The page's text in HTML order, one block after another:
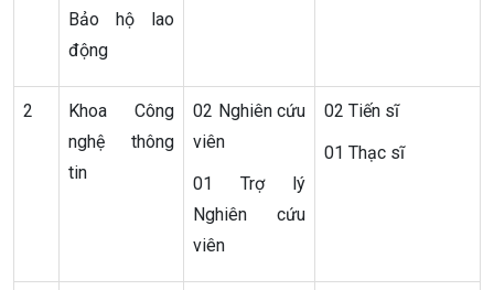
Bảo hộ lao
động
2
Khoa Công
nghệ thông
tin
02 Nghiên cứu
viên
01 Trợ lý
Nghiên cứu
viên
02 Tiến sĩ
01 Thạc sĩ